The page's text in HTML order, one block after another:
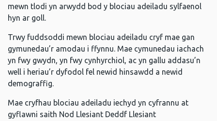
mewn tlodi yn arwydd bod y blociau adeiladu sylfaenol
hyn ar goll.
Trwy fuddsoddi mewn blociau adeiladu cryf mae gan
gymunedau’r amodau i ffynnu. Mae cymunedau iachach
yn fwy gwydn, yn fwy cynhyrchiol, ac yn gallu addasu’n
well i heriau’r dyfodol fel newid hinsawdd a newid
demograffig.
Mae cryfhau blociau adeiladu iechyd yn cyfrannu at
gyflawni saith Nod Llesiant Deddf Llesiant